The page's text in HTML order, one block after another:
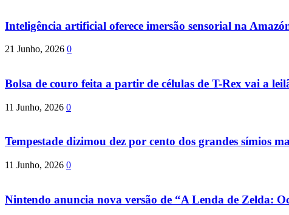
Inteligência artificial oferece imersão sensorial na
21 Junho, 2026 0
Bolsa de couro feita a partir de células de T-Rex vai a
11 Junho, 2026 0
Tempestade dizimou dez por cento dos grandes símios
11 Junho, 2026 0
Nintendo anuncia nova versão de “A Lenda de Zelda: